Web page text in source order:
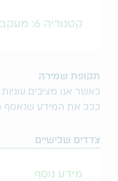
קטגוריה 6: מעקב דוא"ל
תקופת שמירה
כאשר אנו מציבים
כלל את המידע שנאסף
צדדים שלישיים
מידע נוסף